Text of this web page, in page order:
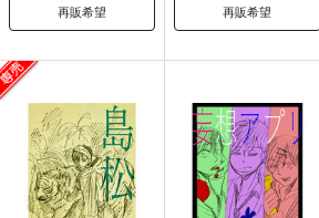
再販希望 再販希望